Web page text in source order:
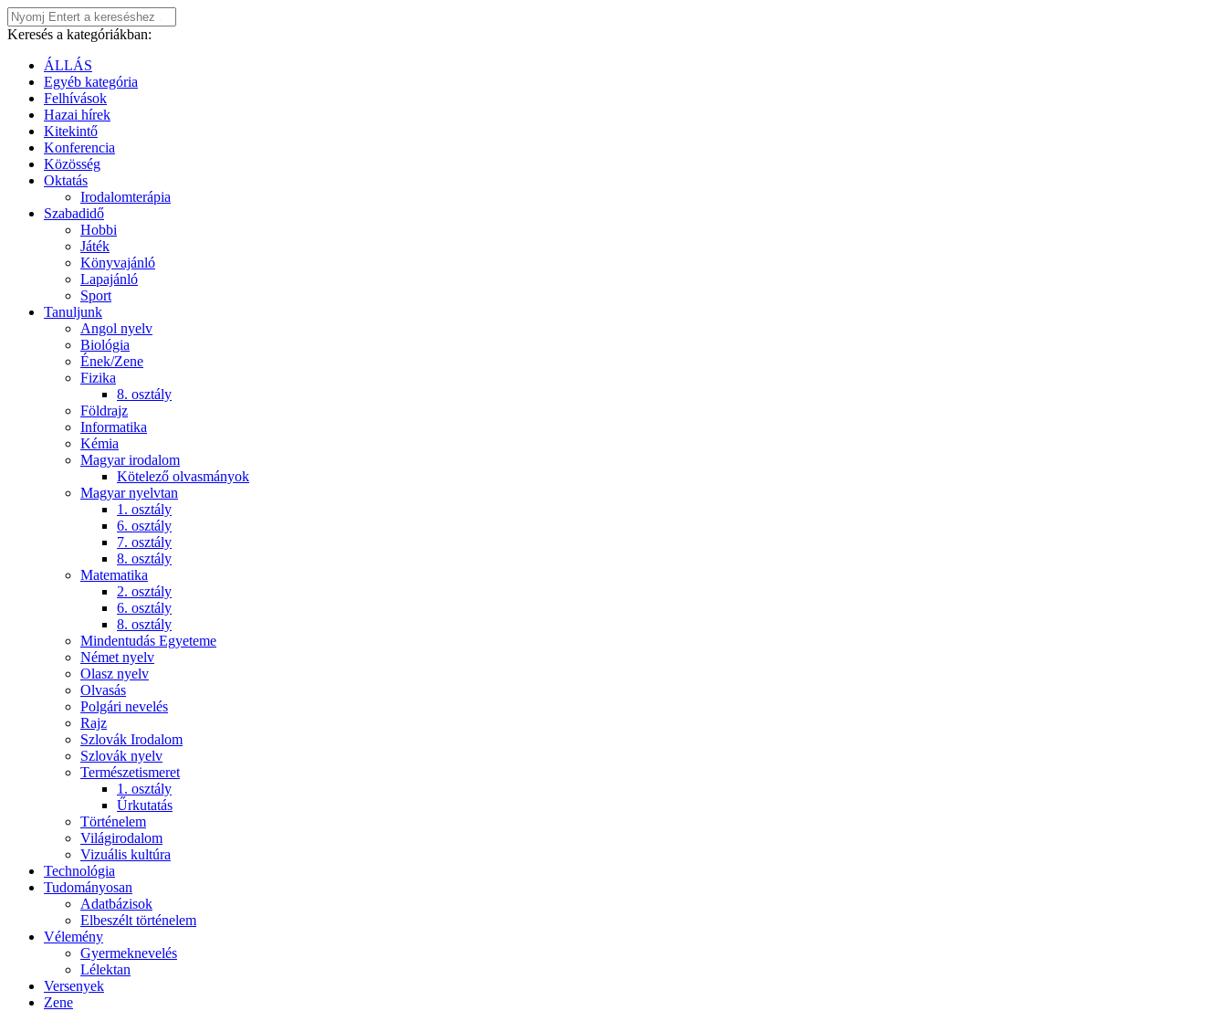
Keresés a kategóriákban:
ÁLLÁS
Egyéb kategória
Felhívások
Hazai hírek
Kitekintő
Konferencia
Közösség
Oktatás
Irodalomterápia
Szabadidő
Hobbi
Játék
Könyvajánló
Lapajánló
Sport
Tanuljunk
Angol nyelv
Biológia
Ének/Zene
Fizika
8. osztály
Földrajz
Informatika
Kémia
Magyar irodalom
Kötelező olvasmányok
Magyar nyelvtan
1. osztály
6. osztály
7. osztály
8. osztály
Matematika
2. osztály
6. osztály
8. osztály
Mindentudás Egyeteme
Német nyelv
Olasz nyelv
Olvasás
Polgári nevelés
Rajz
Szlovák Irodalom
Szlovák nyelv
Természetismeret
1. osztály
Űrkutatás
Történelem
Világirodalom
Vizuális kultúra
Technológia
Tudományosan
Adatbázisok
Elbeszélt történelem
Vélemény
Gyermeknevelés
Lélektan
Versenyek
Zene